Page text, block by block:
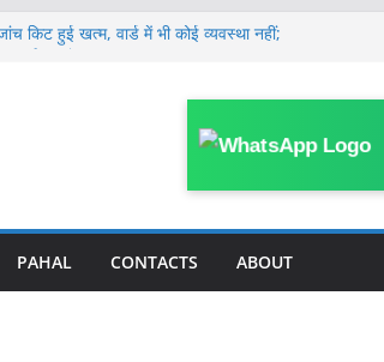
किट हुई खत्म, वार्ड में भी कोई व्यवस्था नहीं;
कर्मियों ने कानूनगो पर लगाया अभद्र
में बेचा
PAHAL CONTACTS ABOUT